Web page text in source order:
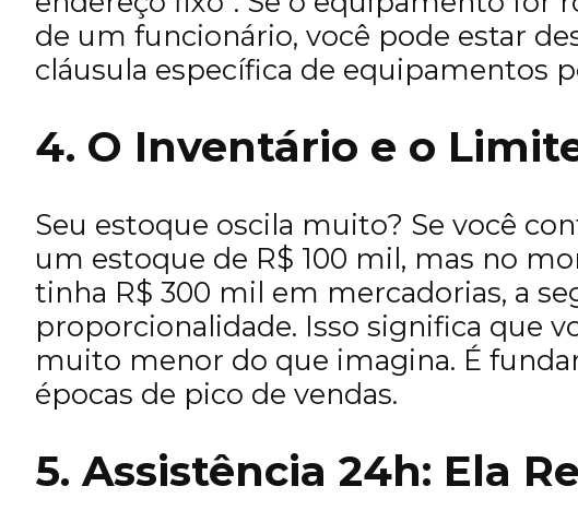
de um funcionário, você pode estar
cláusula específica de equipamentos
4. O Inventário e o
Seu estoque oscila muito? Se você
um estoque de R$ 100 mil, mas no
tinha R$ 300 mil em mercadorias, a
proporcionalidade. Isso significa que
muito menor do que imagina. É
épocas de pico de vendas.
5. Assistência 24h: Ela